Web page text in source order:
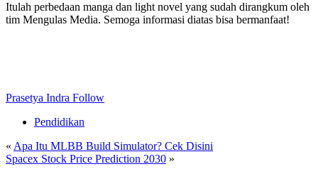
Itulah perbedaan manga dan light novel yang sudah dirangkum oleh
tim Mengulas Media. Semoga informasi diatas bisa bermanfaat!
Prasetya Indra Follow
Pendidikan
« Apa Itu MLBB Build Simulator? Cek Disini
Spacex Stock Price Prediction 2030 »